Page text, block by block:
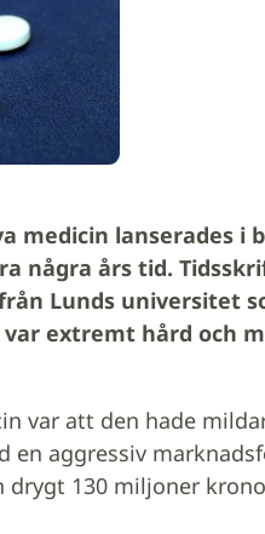
medicin lanserades i
några års tid.
Lunds universitet
extremt hård och
var att den hade
en aggressiv
drygt 130 miljoner